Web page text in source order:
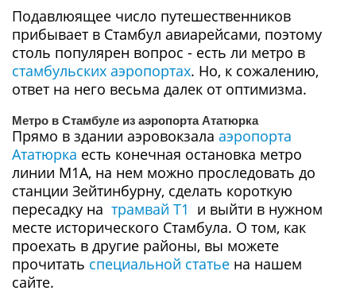
Подавлюящее число путешественников
прибывает в Стамбул авиарейсами, поэтому
столь популярен вопрос - есть ли метро в
стамбульских аэропортах. Но, к сожалению,
ответ на него весьма далек от оптимизма.
Метро в Стамбуле из аэропорта Ататюрка
Прямо в здании аэровокзала аэропорта
Ататюрка есть конечная остановка метро
линии М1А, на нем можно проследовать до
станции Зейтинбурну, сделать короткую
пересадку на трамвай T1 и выйти в нужном
месте исторического Стамбула. О том, как
проехать в другие районы, вы можете
прочитать специальной статье на нашем
сайте.